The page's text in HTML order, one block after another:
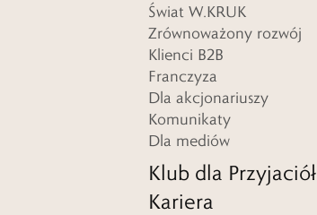
Świat W.KRUK
Zrównoważony rozwój
Klienci B2B
Franczyza
Dla akcjonariuszy
Komunikaty
Dla mediów
Klub dla Przyjaciół
Kariera